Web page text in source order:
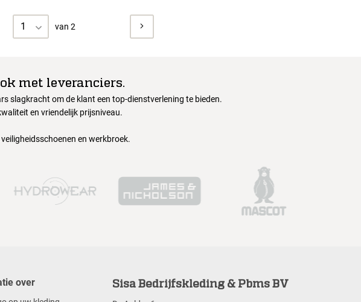
1 van 2
met leveranciers.
slagkracht om de klant een top-dienstverlening te bieden.
en vriendelijk prijsniveau.
en werkbroek.
over Sisa Bedrijfskleding & Pbms BV